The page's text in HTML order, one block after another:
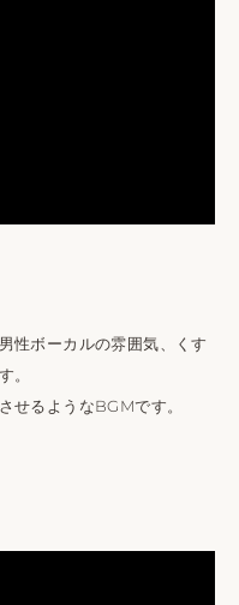
性ボーカルの雰囲気、くす
。
せるようなBGMです。